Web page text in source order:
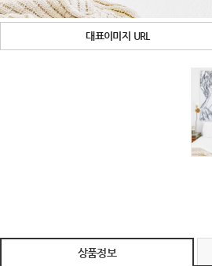
대표이미지 URL
상품정보